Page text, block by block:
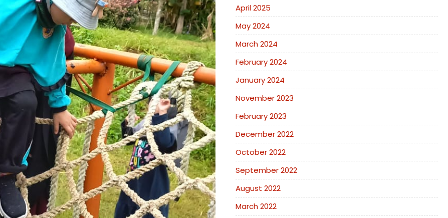
April 2025
May 2024
March 2024
February 2024
January 2024
November 2023
February 2023
December 2022
October 2022
September 2022
August 2022
March 2022